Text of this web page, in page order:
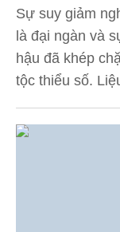
Sự suy giảm
là đại ngàn và
hậu đã khép
tộc thiểu số.